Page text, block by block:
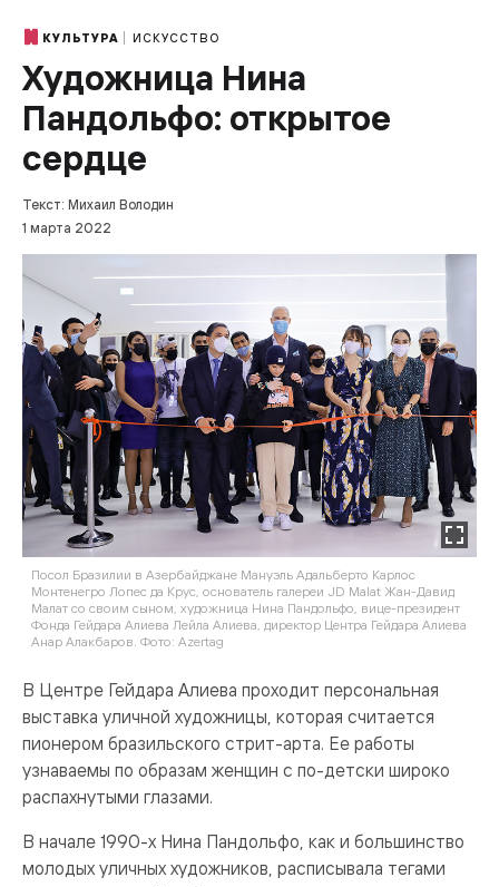
КУЛЬТУРА ИСКУССТВО
Художница Нина
Пандольфо: открытое
сердце
Текст: Михаил Володин
1 марта 2022
Посол Бразилии в Азербайджане Мануэль Адальберто Карлос
Монтенегро Лопес да Крус, основатель галереи JD Malat Жан-Давид
Малат со своим сыном, художница Нина Пандольфо, вице-президент
Фонда Гейдара Алиева Лейла Алиева, директор Центра Гейдара Алиева
Анар Алакбаров. Фото: Azertag
В Центре Гейдара Алиева проходит персональная
выставка уличной художницы, которая считается
пионером бразильского стрит-арта. Ее работы
узнаваемы по образам женщин с по-детски широко
распахнутыми глазами.
В начале 1990-х Нина Пандольфо, как и большинство
молодых уличных художников, расписывала тегами